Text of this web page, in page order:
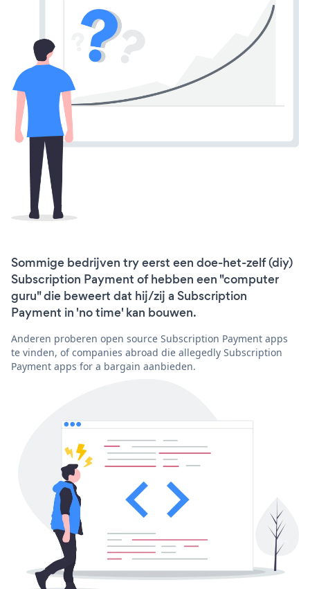
Sommige bedrijven try eerst een doe-het-zelf (diy)
Subscription Payment of hebben een "computer
guru" die beweert dat hij/zij a Subscription
Payment in 'no time' kan bouwen.
Anderen proberen open source Subscription Payment apps
te vinden, of companies abroad die allegedly Subscription
Payment apps for a bargain aanbieden.